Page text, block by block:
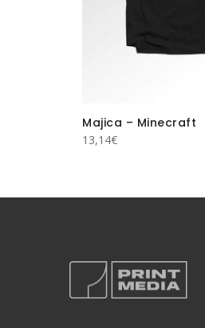
Majica – Minecraft
13,14€